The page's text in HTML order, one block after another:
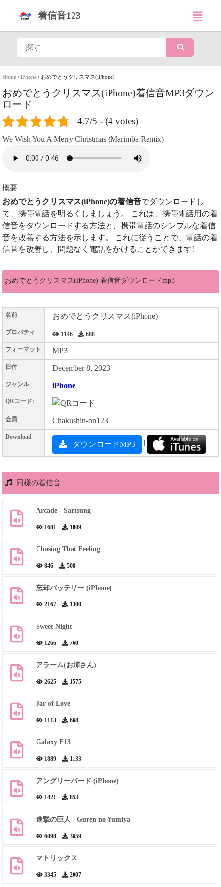
着信音123
Home / iPhone / おめでとうクリスマス(iPhone)
おめでとうクリスマス(iPhone)着信音MP3ダウン
ロード
4.7/5 - (4 votes)
We Wish You A Merry Christmas (Marimba Remix)
概要
おめでとうクリスマス(iPhone)の着信音でダウンロードし
て、携帯電話を明るくしましょう。 これは、携帯電話用の着
信音をダウンロードする方法と、携帯電話のシンプルな着信
音を改善する方法を示します。 これに従うことで、電話の着
信音を改善し、問題なく電話をかけることができます!
おめでとうクリスマス(iPhone) 着信音ダウンロードmp3
名前 おめでとうクリスマス(iPhone)
プロパティ 1146 688
フォーマット MP3
日付 December 8, 2023
ジャンル iPhone
QRコード:
会員 Chakushin-on123
Download
ダウンロードMP3 |
同様の着信音
Arcade - Samsung
1681 1009
Chasing That Feeling
846 508
忘却バッテリー (iPhone)
2167 1300
Sweet Night
1266 760
アラーム(お姉さん)
2625 1575
Jar of Love
1113 668
Galaxy F13
1889 1133
アングリーバード (iPhone)
1421 853
進撃の巨人 - Guren no Yumiya
6098 3659
マトリックス
3345 2007